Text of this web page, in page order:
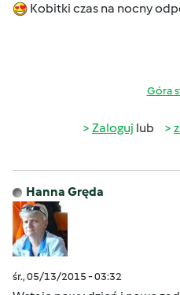
Kobitki czas na nocny
Góra
Zaloguj lub
Hanna Gręda
śr., 05/13/2015 - 03:32